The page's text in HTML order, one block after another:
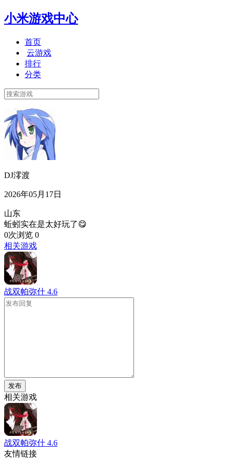
小米游戏中心
首页
云游戏
排行
分类
DJ澪渡
2026年05月17日
山东
蚯蚓实在是太好玩了😋
0次浏览 0
相关游戏
战双帕弥什 4.6
发布
相关游戏
战双帕弥什 4.6
友情链接